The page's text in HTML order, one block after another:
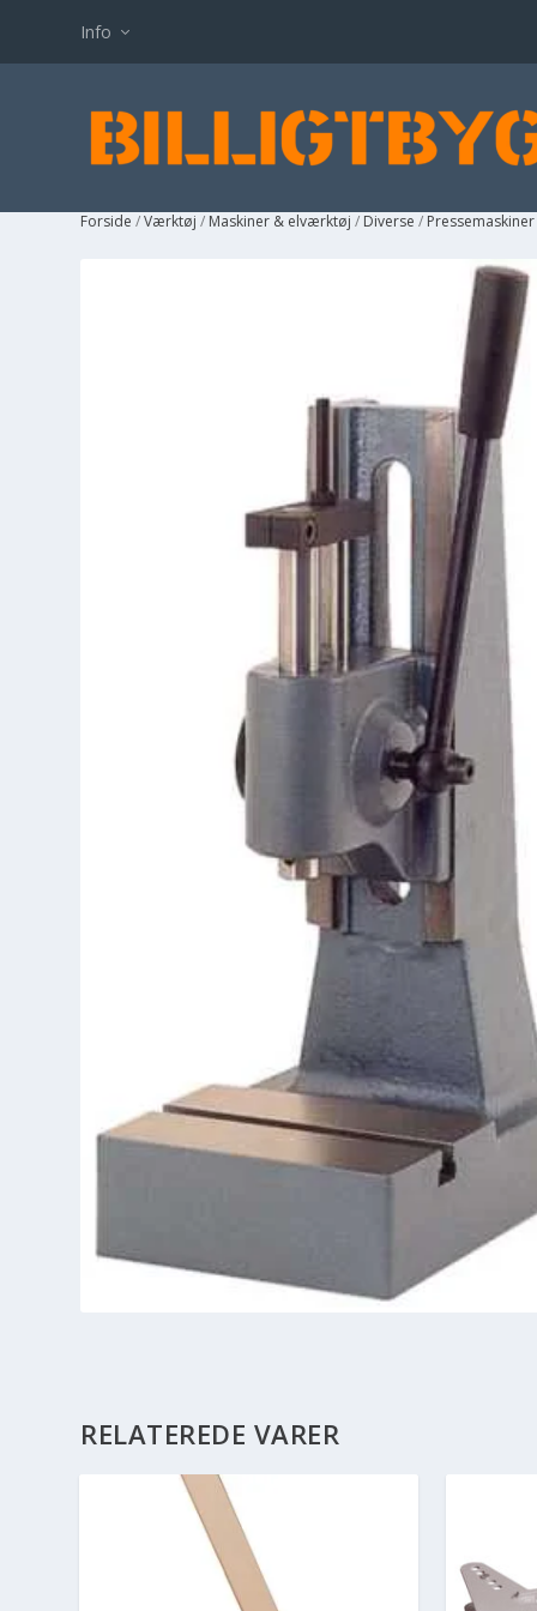
Info
Forside /Værktøj / Maskiner & elværktøj / Diverse / Pressemaskiner
RELATEREDE VARER